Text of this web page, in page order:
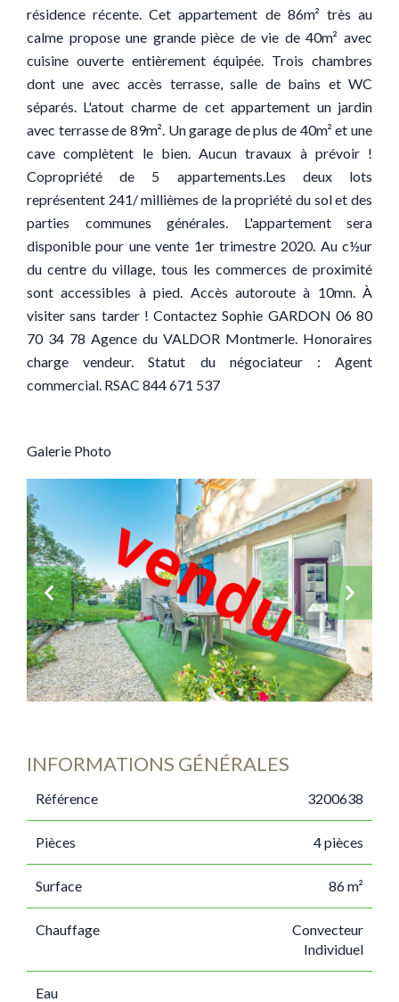
résidence récente. Cet appartement de 86m² très au
calme propose une grande pièce de vie de 40m² avec
cuisine ouverte entièrement équipée. Trois chambres
dont une avec accès terrasse, salle de bains et WC
séparés. L'atout charme de cet appartement un jardin
avec terrasse de 89m². Un garage de plus de 40m² et une
cave complètent le bien. Aucun travaux à prévoir !
Copropriété de 5 appartements.Les deux lots
représentent 241/ millièmes de la propriété du sol et des
parties communes générales. L'appartement sera
disponible pour une vente 1er trimestre 2020. Au c½ur
du centre du village, tous les commerces de proximité
sont accessibles à pied. Accès autoroute à 10mn. À
visiter sans tarder ! Contactez Sophie GARDON 06 80
70 34 78 Agence du VALDOR Montmerle. Honoraires
charge vendeur. Statut du négociateur : Agent
commercial. RSAC 844 671 537
Galerie Photo
INFORMATIONS GÉNÉRALES
Référence 3200638
Pièces 4 pièces
Surface 86 m²
Chauffage
Convecteur
Individuel
Eau